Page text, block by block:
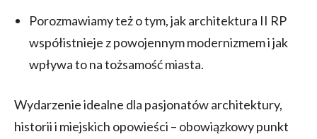
Porozmawiamy też o tym, jak architektura II RP
współistnieje z powojennym modernizmem i jak
wpływa to na tożsamość miasta.
Wydarzenie idealne dla pasjonatów architektury,
historii i miejskich opowieści – obowiązkowy punkt